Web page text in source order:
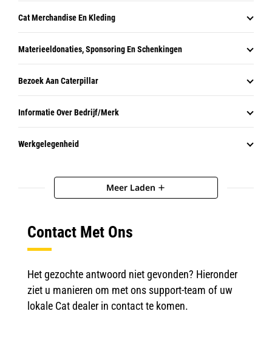
Cat Merchandise En Kleding
Materieeldonaties, Sponsoring En Schenkingen
Bezoek Aan Caterpillar
Informatie Over Bedrijf/merk
Werkgelegenheid
Meer Laden add
Contact Met Ons
Het gezochte antwoord niet gevonden? Hieronder
ziet u manieren om met ons support-team of uw
lokale Cat dealer in contact te komen.